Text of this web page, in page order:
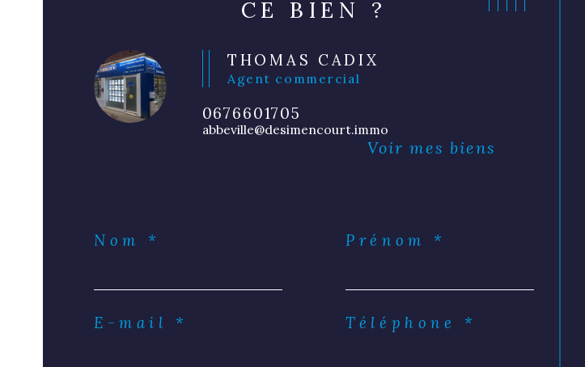
CE BIEN ?
THOMAS CADIX
Agent commercial
0676601705
abbeville@desimencourt.immo
Voir mes biens
Nom * Prénom *
E-mail * Téléphone *